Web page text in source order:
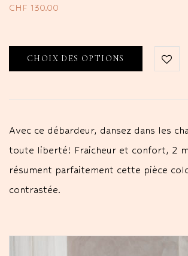
CHF 130.00
CHOIX DES OPTIONS
Avec ce débardeur, dansez dans les
toute liberté! Fraicheur et confort, 2
résument parfaitement cette pièce
contrastée.